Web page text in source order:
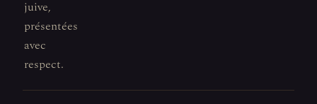
juive,
présentées
avec
respect.